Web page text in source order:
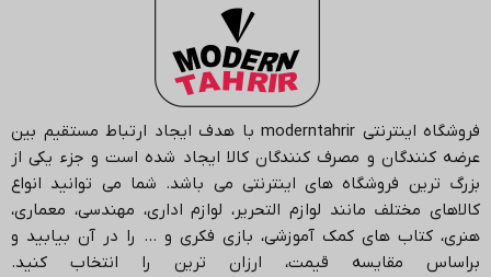
فروشگاه اینترنتی moderntahrir با هدف ایجاد ارتباط مستقیم بین
عرضه کنندگان و مصرف کنندگان کالا ایجاد شده است و جزء یکی از
بزرگ ترین فروشگاه های اینترنتی می باشد. شما می توانید انواع
کالاهای مختلف مانند لوازم التحریر، لوازم اداری، مهندسی، معماری،
هنری، کتاب های کمک آموزشی، بازی فکری و … را در آن بیابید و
براساس مقایسه قیمت، ارزان ترین را انتخاب کنید.